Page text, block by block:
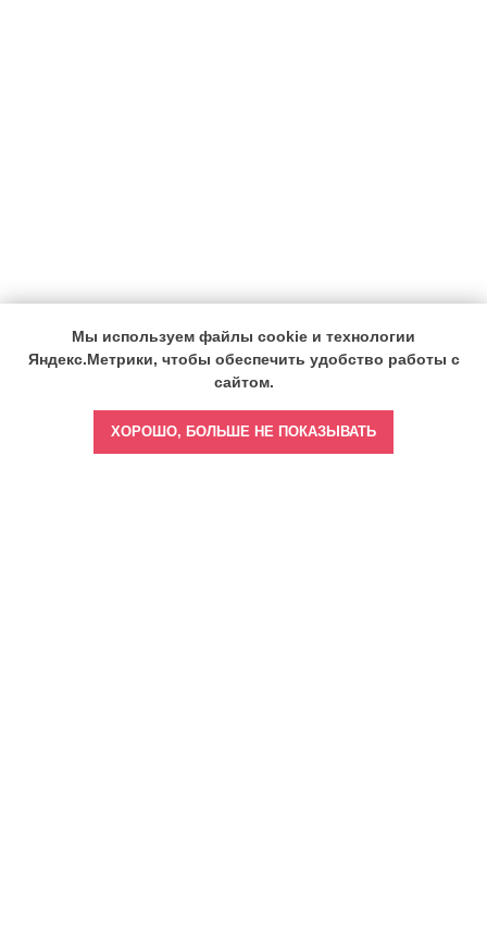
Мы используем файлы cookie и технологии
Яндекс.Метрики, чтобы обеспечить удобство работы с
сайтом.
ХОРОШО, БОЛЬШЕ НЕ ПОКАЗЫВАТЬ